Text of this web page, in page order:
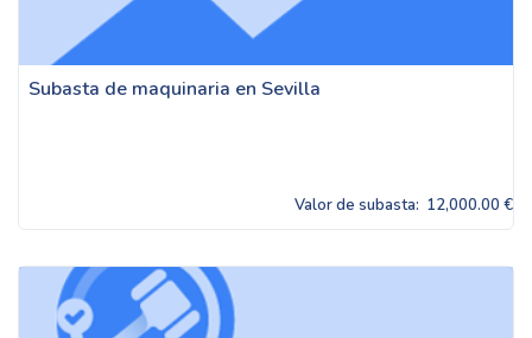
Subasta de maquinaria en Sevilla
Valor de subasta: 12,000.00 €